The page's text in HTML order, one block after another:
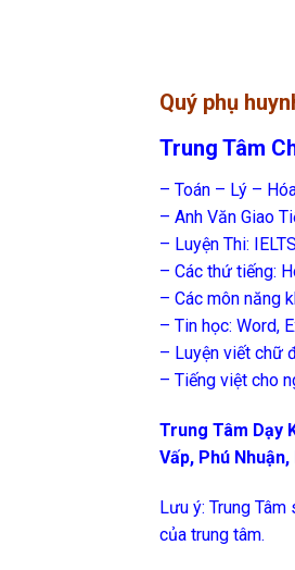
Quý phụ
Trung Tâm
– Toán – Lý –
– Anh Văn Giao
– Luyện Thi:
– Các thứ tiếng:
– Các môn năng
– Tin học: Word,
– Luyện viết chữ
– Tiếng việt cho
Trung Tâm Dạy
Vấp, Phú
Lưu ý: Trung Tâm
của trung tâm.